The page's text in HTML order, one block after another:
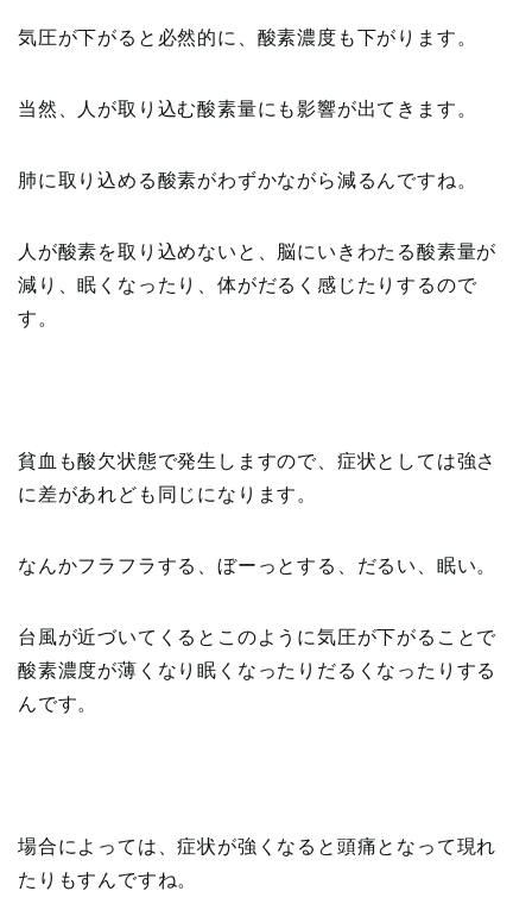
気圧が下がると必然的に、酸素濃度も下がります。
当然、人が取り込む酸素量にも影響が出てきます。
肺に取り込める酸素がわずかながら減るんですね。
人が酸素を取り込めないと、脳にいきわたる酸素量が
減り、眠くなったり、体がだるく感じたりするので
す。
貧血も酸欠状態で発生しますので、症状としては強さ
に差があれども同じになります。
なんかフラフラする、ぼーっとする、だるい、眠い。
台風が近づいてくるとこのように気圧が下がることで
酸素濃度が薄くなり眠くなったりだるくなったりする
んです。
場合によっては、症状が強くなると頭痛となって現れ
たりもすんですね。